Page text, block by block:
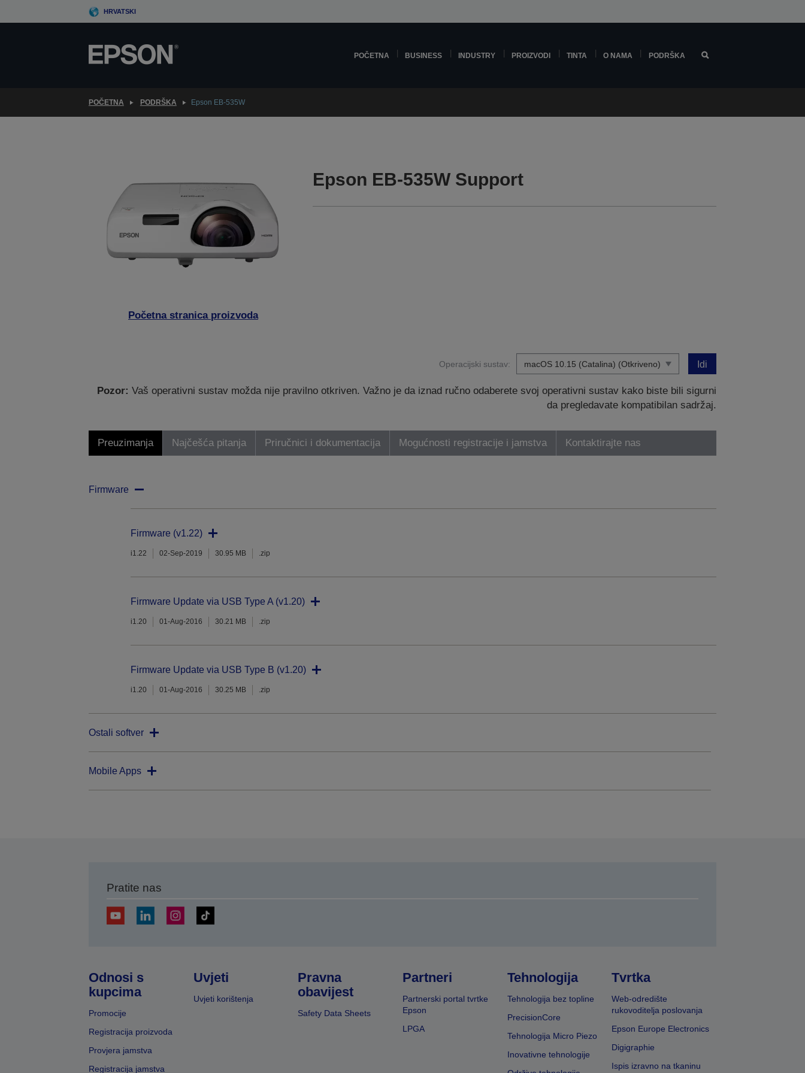
to
HRVATSKI
POČETNA BUSINESS INDUSTRY PROIZVODI TINTA O NAMA PODRŠKA
POČETNA PODRŠKA Epson EB-535W
Početna stranica proizvoda
Epson EB-535W Support
Operacijski sustav: Idi
Pozor: Vaš operativni sustav možda nije pravilno otkriven. Važno je da iznad ručno odaberete svoj operativni sustav kako biste bili sigurni
da pregledavate kompatibilan sadržaj.
Preuzimanja Najčešća pitanja Priručnici i dokumentacija Mogućnosti registracije i jamstva Kontaktirajte nas
Firmware
Firmware (v1.22)
i1.22 02-Sep-2019 30.95 MB .zip
Firmware Update via USB Type A (v1.20)
i1.20 01-Aug-2016 30.21 MB .zip
Firmware Update via USB Type B (v1.20)
i1.20 01-Aug-2016 30.25 MB .zip
Ostali softver
Mobile Apps
Pratite nas
Odnosi s
kupcima
Promocije
Registracija proizvoda
Provjera jamstva
Registracija jamstva
Uvjeti
Uvjeti korištenja
Pravna
obavijest
Safety Data Sheets
Partneri
Partnerski portal tvrtke
Epson
LPGA
Tehnologija
Tehnologija bez topline
PrecisionCore
Tehnologija Micro Piezo
Inovativne tehnologije
Tvrtka
Web-odredište
rukovoditelja poslovanja
Epson Europe Electronics
Digigraphie
Ispis izravno na tkaninu